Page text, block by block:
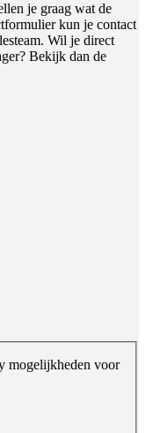
je graag wat de
kun je contact
Wil je direct
Bekijk dan de
mogelijkheden voor